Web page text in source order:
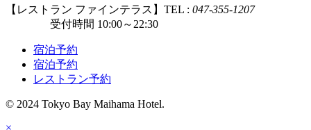
【レストラン ファインテラス】TEL : 047-355-1207
受付時間 10:00～22:30
宿泊予約
宿泊予約
レストラン予約
© 2024 Tokyo Bay Maihama Hotel.
×